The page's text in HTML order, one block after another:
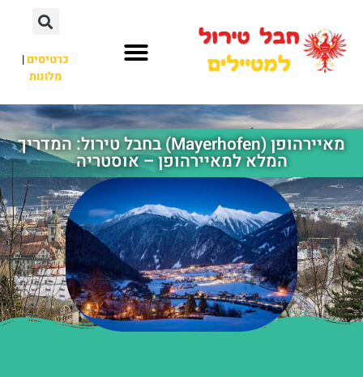
כרטיסים|
מלונות
מאיירהופן (Mayerhofen) בחבל טירול: המדריך
המלא למאיירהופן – אוסטריה